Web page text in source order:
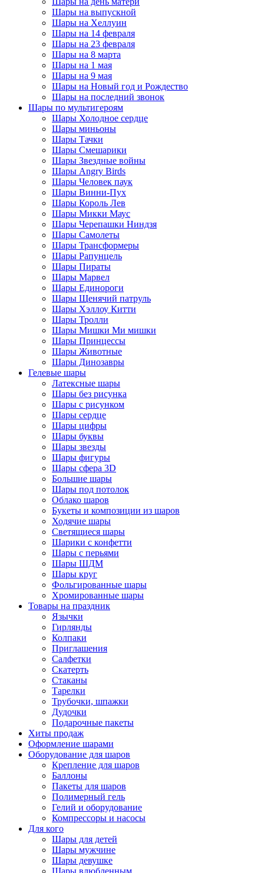
Шары на выпускной
Шары на Хеллуин
Шары на 14 февраля
Шары на 23 февраля
Шары на 8 марта
Шары на 1 мая
Шары на 9 мая
Шары на Новый год и Рождество
Шары на последний звонок
Шары по мультигероям
Шары Холодное сердце
Шары миньоны
Шары Тачки
Шары Смешарики
Шары Звездные войны
Шары Angry Birds
Шары Человек паук
Шары Винни-Пух
Шары Король Лев
Шары Микки Маус
Шары Черепашки Ниндзя
Шары Самолеты
Шары Трансформеры
Шары Рапунцель
Шары Пираты
Шары Марвел
Шары Единороги
Шары Щенячий патруль
Шары Хэллоу Китти
Шары Тролли
Шары Мишки Ми мишки
Шары Принцессы
Шары Животные
Шары Динозавры
Гелевые шары
Латексные шары
Шары без рисунка
Шары с рисунком
Шары сердце
Шары цифры
Шары буквы
Шары звезды
Шары фигуры
Шары сфера 3D
Большие шары
Шары под потолок
Облако шаров
Букеты и композиции из шаров
Ходячие шары
Светящиеся шары
Шарики с конфетти
Шары с перьями
Шары ШДМ
Шары круг
Фольгированные шары
Хромированные шары
Товары на праздник
Язычки
Гирлянды
Колпаки
Приглашения
Салфетки
Скатерть
Стаканы
Тарелки
Трубочки, шпажки
Дудочки
Подарочные пакеты
Хиты продаж
Оформление шарами
Оборудование для шаров
Крепление для шаров
Баллоны
Пакеты для шаров
Полимерный гель
Гелий и оборудование
Компрессоры и насосы
Для кого
Шары для детей
Шары мужчине
Шары девушке
Шары влюбленным